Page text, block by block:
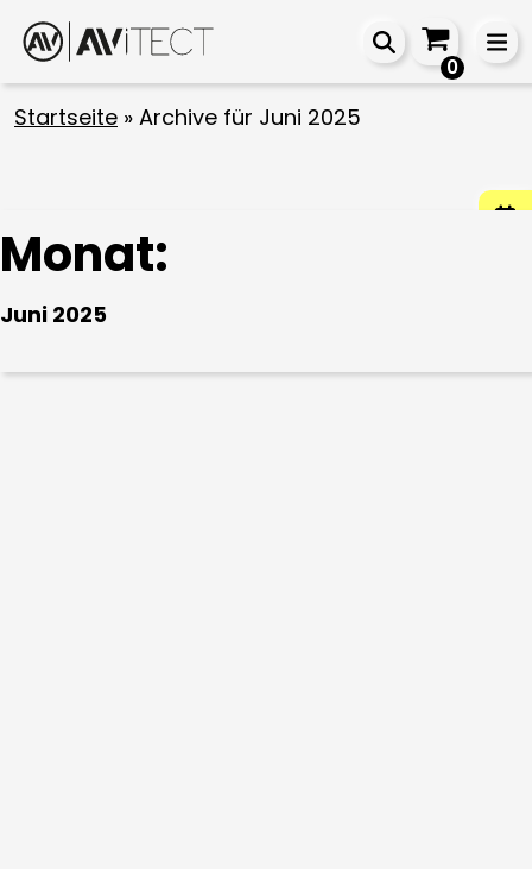
0
Startseite » Archive für Juni 2025
Monat:
Juni 2025